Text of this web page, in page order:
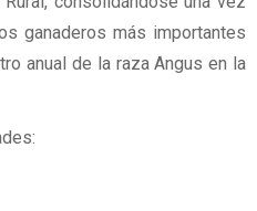
ganaderos más importantes
anual de la raza Angus en la